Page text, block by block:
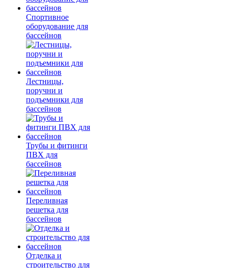
Спортивное
оборудование для
бассейнов
Лестницы,
поручни и
подъемники для
бассейнов
Трубы и фитинги
ПВХ для
бассейнов
Переливная
решетка для
бассейнов
Отделка и
строительство для